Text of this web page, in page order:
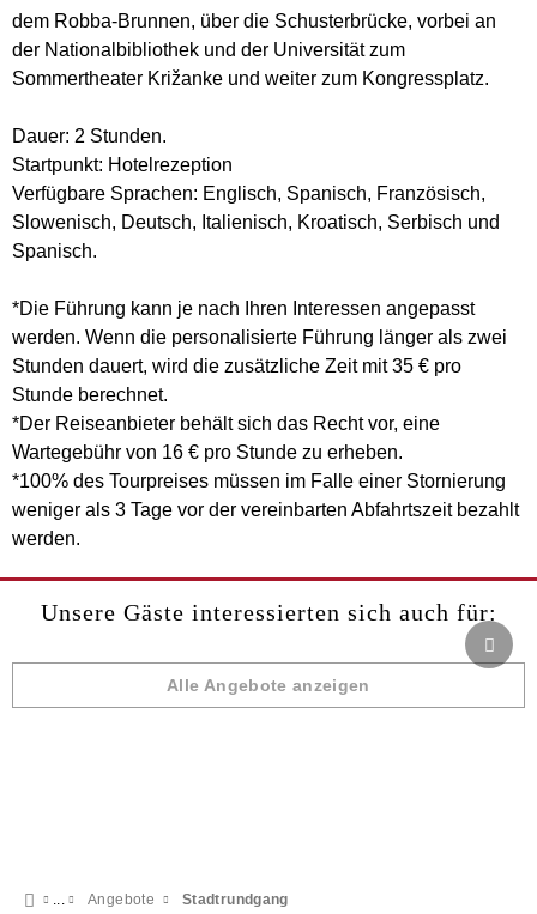
dem Robba-Brunnen, über die Schusterbrücke, vorbei an
der Nationalbibliothek und der Universität zum
Sommertheater Križanke und weiter zum Kongressplatz.
Dauer: 2 Stunden.
Startpunkt: Hotelrezeption
Verfügbare Sprachen: Englisch, Spanisch, Französisch,
Slowenisch, Deutsch, Italienisch, Kroatisch, Serbisch und
Spanisch.
*Die Führung kann je nach Ihren Interessen angepasst
werden. Wenn die personalisierte Führung länger als zwei
Stunden dauert, wird die zusätzliche Zeit mit 35 € pro
Stunde berechnet.
*Der Reiseanbieter behält sich das Recht vor, eine
Wartegebühr von 16 € pro Stunde zu erheben.
*100% des Tourpreises müssen im Falle einer Stornierung
weniger als 3 Tage vor der vereinbarten Abfahrtszeit bezahlt
werden.
Unsere Gäste interessierten sich auch für:
Alle Angebote anzeigen
Angebote Stadtrundgang